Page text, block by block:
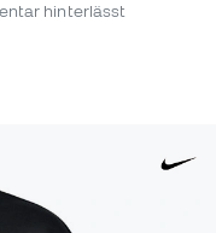
hinterlässt